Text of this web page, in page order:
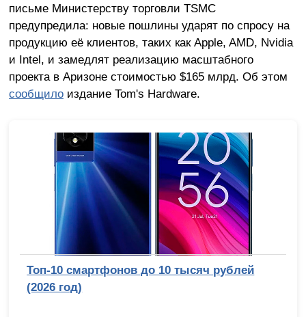
письме Министерству торговли TSMC
предупредила: новые пошлины ударят по спросу на
продукцию её клиентов, таких как Apple, AMD, Nvidia
и Intel, и замедлят реализацию масштабного
проекта в Аризоне стоимостью $165 млрд. Об этом
сообщилоиздание Tom's Hardware.
Топ-10 смартфонов до 10 тысяч рублей
(2026 год)